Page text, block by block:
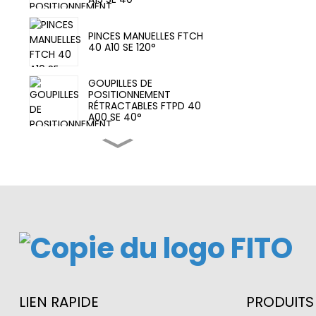
PINCES MANUELLES FTCH
40 A10 SE 120°
GOUPILLES DE
POSITIONNEMENT
RÉTRACTABLES FTPD 40
A00 SE 40°
Interrupteur de capteur
LIEN RAPIDE PRODUITS